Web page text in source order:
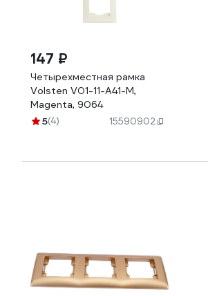
147 ₽
Четырехместная рамка
Volsten V01-11-A41-M,
Magenta, 9064
5(4) 15590902